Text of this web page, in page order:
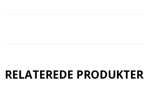
RELATEREDE PRODUKTER